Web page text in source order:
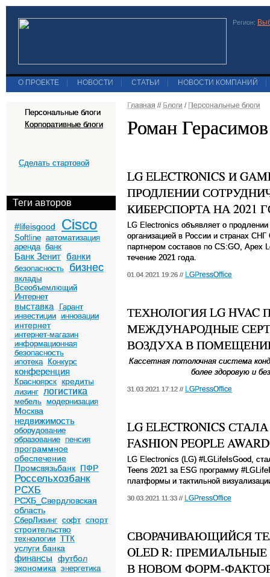
Регион:
О ПРОЕКТЕ НОВОСТИ СТАТЬИ НОВОСТИ КОМПАНИЙ
Персональные блоги
Корпоративные блоги
Сделать стартовой
Теги авторов
#lifeisgood Cisco
Softline автоматизация
аренда банк
Банк Зенит банки
безопасность бизнес
вклады
Всеобъемлющий
Интернет
выставка
Гарант
инвестиции инновации
интернет
интернет-магазин
информационная
безопасность
ипотека
Конкурс
конференция
Красноярск кредиты
лизинг логистика
мебель модернизация
Москва
недвижимость
оборудование
образование пенсия
программное
обеспечение
Промсвязьбанк ПФР
Россельхозбанк
РСХБ
РСХБ_Свердловская
область
СберЛизинг софт спорт
строительство
технологии ТТК
услуги банка
финансы
футбол
экономика
энергетика
Главная // Блоги / Персональные блоги
Роман
LG ELECTRONICS И
ПРОДЛЕНИИ
КИБЕРСПОРТА НА 2021
LG Electronics объявляет о
организацией в России и странах СНГ
партнером составов по CS:GO, Apex
течение 2021 года.
01.04.2021 19:26 // LGPressOffice
ТЕХНОЛОГИЯ LG HVAC
МЕЖДУНАРОДНЫЕ
ВОЗДУХА В
Кассетная потолочная система
более здоровую и
31.03.2021 17:12 // LGPressOffice
LG ELECTRONICS
FASHION PEOPLE
LG Electronics (LG) #LGLifeIsGood ,
Teens 2021 за ESG программу #
платформы и тактильной
30.03.2021 11:33 // LGPressOffice
СВОРАЧИВАЮЩИЙСЯ
OLED R:
В НОВОМ ФОРМ-